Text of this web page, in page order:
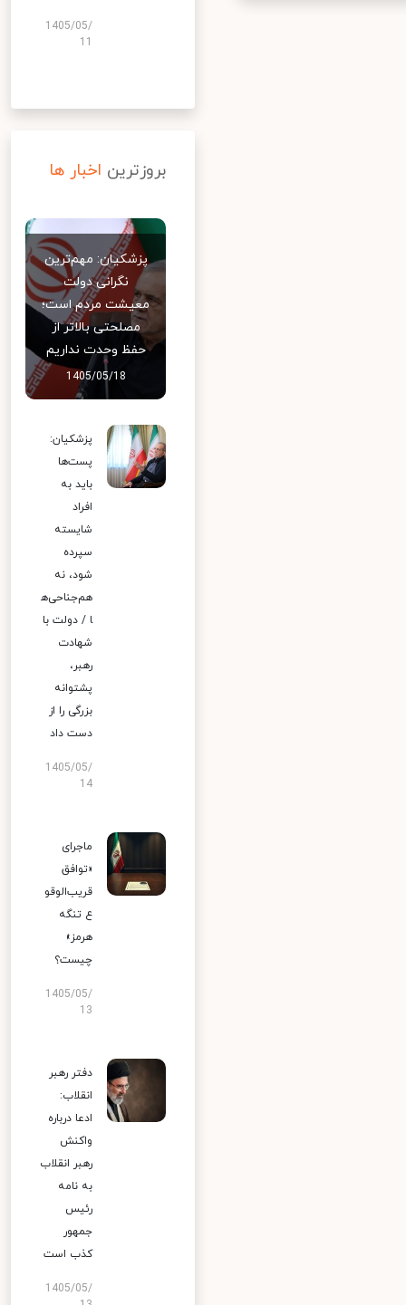
1405/05/
بروزترین اخبار ها
پزشکیان: مهم‌ترین
نگرانی دولت
معیشت مردم است؛
مصلحتی بالاتر از
حفظ وحدت نداریم
1405/05/18
پزشکیان:
پست‌ها
باید به
افراد
شایسته
سپرده
شود، نه
هم‌جناحی‌ه
ا / دولت با
شهادت
رهبر،
پشتوانه
بزرگی را از
دست داد
1405/05/
14
ماجرای
«توافق
قریب‌الوقو
ع تنگه
هرمز»
چیست؟
1405/05/
13
دفتر رهبر
انقلاب:
ادعا درباره
واکنش
رهبر انقلاب
به نامه
رئیس
جمهور
کذب است
1405/05/